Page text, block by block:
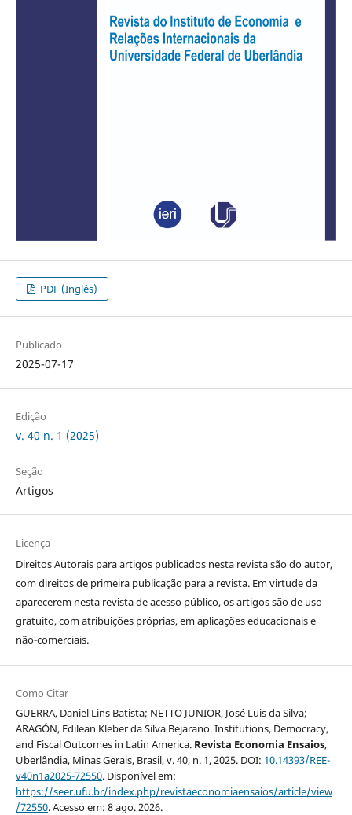
PDF (Inglês)
Publicado
2025-07-17
Edição
v. 40 n. 1 (2025)
Seção
Artigos
Licença
Direitos Autorais para artigos publicados nesta revista são do autor,
com direitos de primeira publicação para a revista. Em virtude da
aparecerem nesta revista de acesso público, os artigos são de uso
gratuito, com atribuições próprias, em aplicações educacionais e
não-comerciais.
Como Citar
GUERRA, Daniel Lins Batista; NETTO JUNIOR, José Luis da Silva;
ARAGÓN, Edilean Kleber da Silva Bejarano. Institutions, Democracy,
and Fiscal Outcomes in Latin America. Revista Economia Ensaios,
Uberlândia, Minas Gerais, Brasil, v. 40, n. 1, 2025. DOI: 10.14393/REE-
v40n1a2025-72550. Disponível em:
https://seer.ufu.br/index.php/revistaeconomiaensaios/article/view
/72550. Acesso em: 8 ago. 2026.